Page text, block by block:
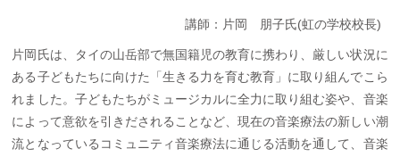
講師：片岡 朋子氏(虹の学校校長)
片岡氏は、タイの山岳部で無国籍児の教育に携わり、厳しい状況に
ある子どもたちに向けた「生きる力を育む教育」に取り組んでこら
れました。子どもたちがミュージカルに全力に取り組む姿や、音楽
によって意欲を引きだされることなど、現在の音楽療法の新しい潮
流となっているコミュニティ音楽療法に通じる活動を通して、音楽